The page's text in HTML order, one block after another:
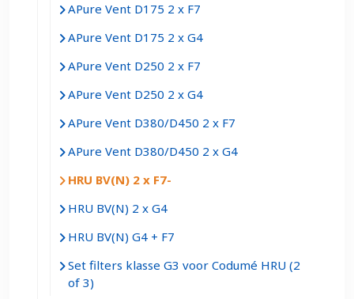
APure Vent D175 2 x F7
APure Vent D175 2 x G4
APure Vent D250 2 x F7
APure Vent D250 2 x G4
APure Vent D380/D450 2 x F7
APure Vent D380/D450 2 x G4
HRU BV(N) 2 x F7
HRU BV(N) 2 x G4
HRU BV(N) G4 + F7
Set filters klasse G3 voor Codumé HRU (2
of 3)